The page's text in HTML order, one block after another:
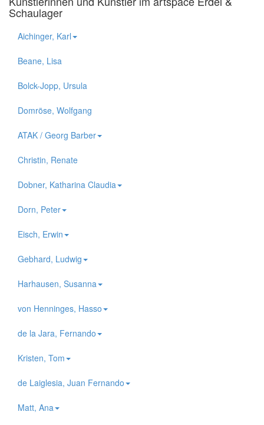
Schaulager
Aichinger, Karl
Beane, Lisa
Bolck-Jopp, Ursula
Domröse, Wolfgang
ATAK / Georg Barber
Christin, Renate
Dobner, Katharina Claudia
Dorn, Peter
Eisch, Erwin
Gebhard, Ludwig
Harhausen, Susanna
von Henninges, Hasso
de la Jara, Fernando
Kristen, Tom
de Laiglesia, Juan Fernando
Matt, Ana